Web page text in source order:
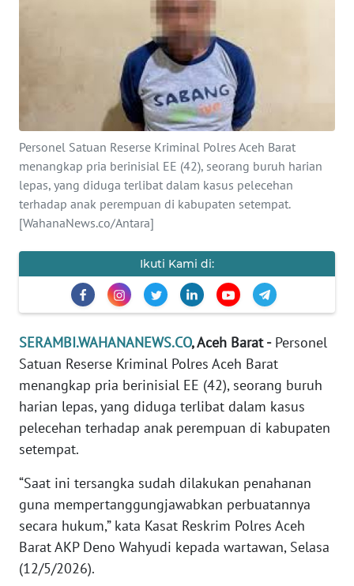
Personel Satuan Reserse Kriminal Polres Aceh Barat
menangkap pria berinisial EE (42), seorang buruh harian
lepas, yang diduga terlibat dalam kasus pelecehan
terhadap anak perempuan di kabupaten setempat.
[WahanaNews.co/Antara]
Ikuti Kami di:
SERAMBI.WAHANANEWS.CO, Aceh Barat -Personel
Satuan Reserse Kriminal Polres Aceh Barat
menangkap pria berinisial EE (42), seorang buruh
harian lepas, yang diduga terlibat dalam kasus
pelecehan terhadap anak perempuan di kabupaten
setempat.
“Saat ini tersangka sudah dilakukan penahanan
guna mempertanggungjawabkan perbuatannya
secara hukum,” kata Kasat Reskrim Polres Aceh
Barat AKP Deno Wahyudi kepada wartawan, Selasa
(12/5/2026).
BERITA
KONTAK
KAMI
INFO
PEDOMAN
MEDIA
SIBER
REDAKSI
DISCLAIMER
Wahana
News
Regional